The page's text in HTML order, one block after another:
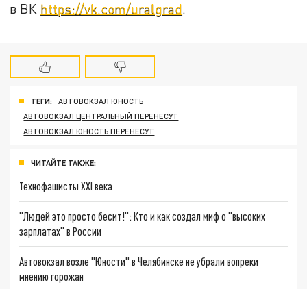
в ВК https://vk.com/uralgrad.
ТЕГИ:
АВТОВОКЗАЛ ЮНОСТЬ
АВТОВОКЗАЛ ЦЕНТРАЛЬНЫЙ ПЕРЕНЕСУТ
АВТОВОКЗАЛ ЮНОСТЬ ПЕРЕНЕСУТ
ЧИТАЙТЕ ТАКЖЕ:
Технофашисты XXI века
"Людей это просто бесит!": Кто и как создал миф о "высоких
зарплатах" в России
Автовокзал возле "Юности" в Челябинске не убрали вопреки
мнению горожан